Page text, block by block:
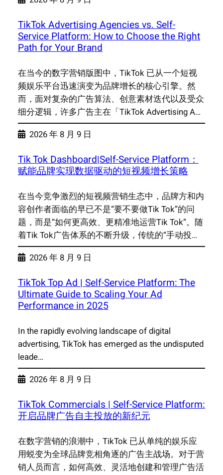
TikTok Advertising Agencies vs. Self-
Service Platform: How to Choose the Right
Path for Your Brand
在当今的数字营销版图中，TikTok 已从一个短视
频娱乐平台迅速演变为品牌增长的核心引擎。然
而，面对复杂的广告算法、创意素材迭代以及受众
细分逻辑，许多广告主在「TikTok Advertising A…
2026 年 8 月 9 日
Tik Tok Dashboard|Self-Service Platform：
赋能品牌实现数据驱动的短视频增长策略
在当今竞争激烈的短视频营销生态中，品牌方和内
容创作者面临的早已不是“要不要做Tik Tok”的问
题，而是“如何更高效、更精准地运营Tik Tok”。随
着Tik Tok广告体系的不断升级，传统的“手动投…
2026 年 8 月 9 日
TikTok Top Ad | Self-Service Platform: The
Ultimate Guide to Scaling Your Ad
Performance in 2025
In the rapidly evolving landscape of digital
advertising, TikTok has emerged as the undisputed
leade…
2026 年 8 月 9 日
TikTok Commercials | Self-Service Platform:
开启品牌广告自主投放的新纪元
在数字营销的浪潮中，TikTok 已从单纯的娱乐应
用蜕变为全球品牌竞相角逐的广告主战场。对于营
销人员而言，如何高效、灵活地创建和管理广告活